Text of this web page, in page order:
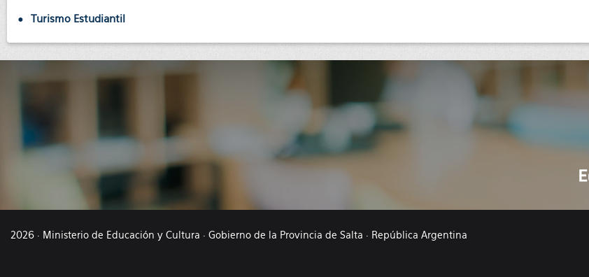
Turismo Estudiantil
2026 · Ministerio de Educación y Cultura · Gobierno de la Provincia de Salta · República Argentina